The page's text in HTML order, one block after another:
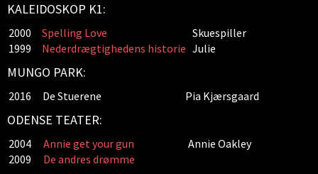
KALEIDOSKOP K1:
2000 Spelling Love
Skuespiller
1999
Nederdrægtighedens historie Julie
MUNGO PARK:
2016 De Stuerene Pia Kjærsgaard
ODENSE TEATER:
2004 Annie get your gun
Annie Oakley
2009
De andres drømme